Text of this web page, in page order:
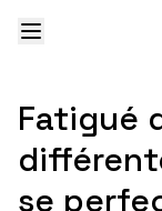
Fatigué
se